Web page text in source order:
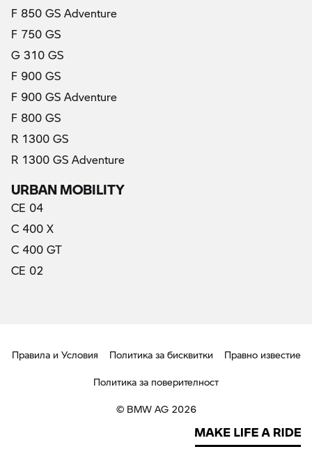
F 850 GS Adventure
F 750 GS
G 310 GS
F 900 GS
F 900 GS Adventure
F 800 GS
R 1300 GS
R 1300 GS Adventure
URBAN MOBILITY
CE 04
C 400 X
C 400 GT
CE 02
Правила и Условия Политика за бисквитки
Правно известие
Политика за поверителност
© BMW AG 2026